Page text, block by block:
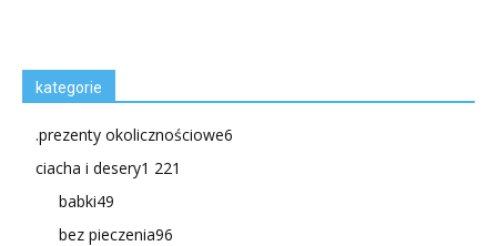
kategorie
.prezenty okolicznościowe6
ciacha i desery1 221
babki49
bez pieczenia96